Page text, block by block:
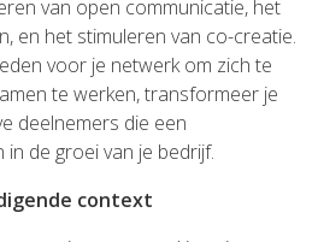
van open communicatie, het
en het stimuleren van co-creatie.
voor je netwerk om zich te
te werken, transformeer je
deelnemers die een
de groei van je bedrijf.
context